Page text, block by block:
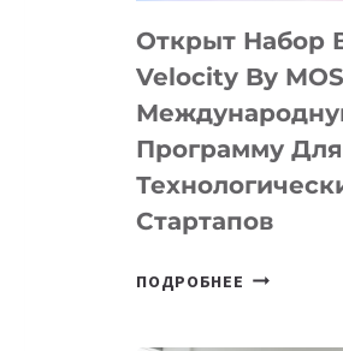
Открыт Набор
Velocity By
Программу Для
Стартапов
ПОДРОБНЕЕ ОТКРЫТ